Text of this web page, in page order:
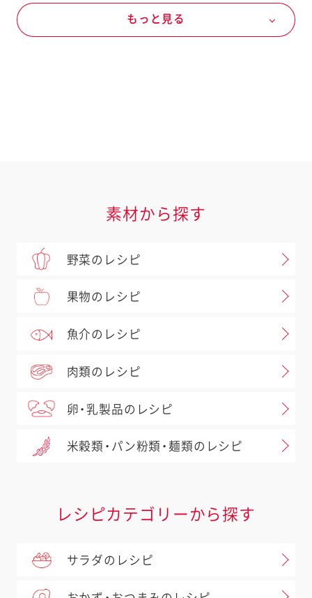
マヨネーズ ハーフ
もっと見る
素材から探す
野菜のレシピ
果物のレシピ
魚介のレシピ
肉類のレシピ
卵・乳製品のレシピ
米穀類・パン粉類・麺類のレシピ
レシピカテゴリーから探す
サラダのレシピ